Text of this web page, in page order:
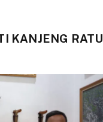
KANJENG RATU